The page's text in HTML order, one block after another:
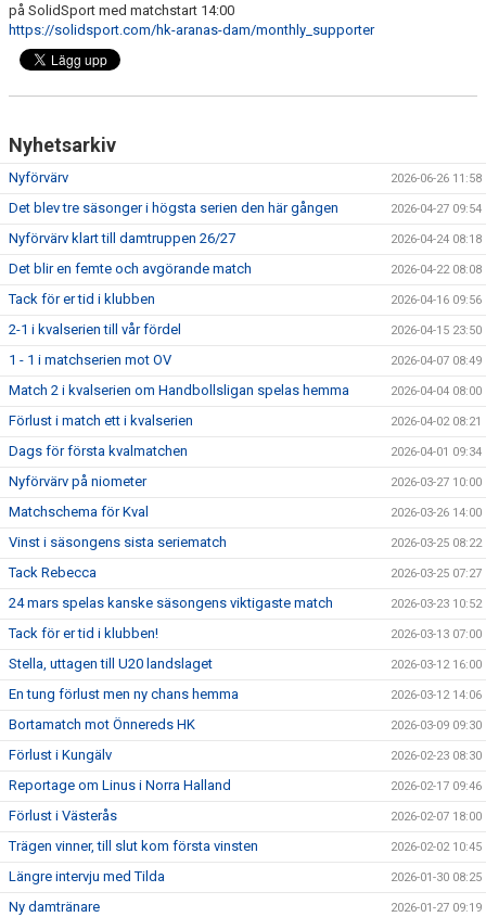
på SolidSport med matchstart 14:00
https://solidsport.com/hk-aranas-dam/monthly_supporter
Nyhetsarkiv
Nyförvärv 2026-06-26 11:58
Det blev tre säsonger i högsta serien den här gången 2026-04-27 09:54
Nyförvärv klart till damtruppen 26/27 2026-04-24 08:18
Det blir en femte och avgörande match 2026-04-22 08:08
Tack för er tid i klubben 2026-04-16 09:56
2-1 i kvalserien till vår fördel 2026-04-15 23:50
1 - 1 i matchserien mot OV 2026-04-07 08:49
Match 2 i kvalserien om Handbollsligan spelas hemma 2026-04-04 08:00
Förlust i match ett i kvalserien 2026-04-02 08:21
Dags för första kvalmatchen 2026-04-01 09:34
Nyförvärv på niometer 2026-03-27 10:00
Matchschema för Kval 2026-03-26 14:00
Vinst i säsongens sista seriematch 2026-03-25 08:22
Tack Rebecca 2026-03-25 07:27
24 mars spelas kanske säsongens viktigaste match 2026-03-23 10:52
Tack för er tid i klubben! 2026-03-13 07:00
Stella, uttagen till U20 landslaget 2026-03-12 16:00
En tung förlust men ny chans hemma 2026-03-12 14:06
Bortamatch mot Önnereds HK 2026-03-09 09:30
Förlust i Kungälv 2026-02-23 08:30
Reportage om Linus i Norra Halland 2026-02-17 09:46
Förlust i Västerås 2026-02-07 18:00
Trägen vinner, till slut kom första vinsten 2026-02-02 10:45
Längre intervju med Tilda 2026-01-30 08:25
Ny damtränare 2026-01-27 09:19